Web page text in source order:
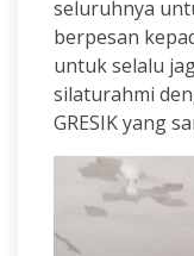
seluruhnya
berpesan
untuk selalu
silaturahmi
GRESIK yang